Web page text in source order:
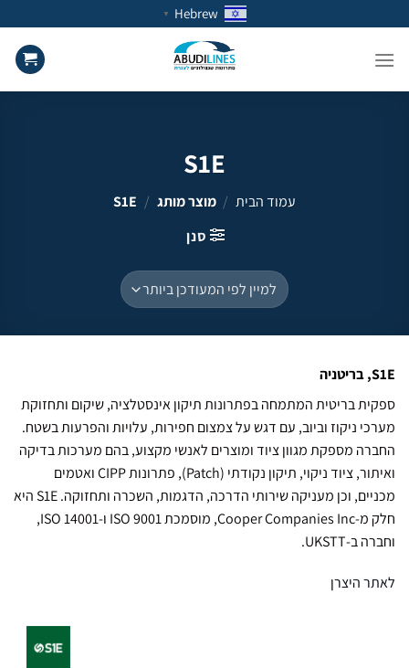
to
content
Hebrew
▼
S1E
עמוד הבית / מוצר מותג /
סנן
S1E, בריטניה
ספקית בריטית המתמחה בפתרונות תיקון אינסטלציה, שיקום ותחזוקת
מערכי ניקוז וביוב, עם דגש על צמצום חפירות, עלויות והפרעות בשטח.
החברה מספקת מגוון ציוד ומוצרים לאנשי מקצוע, בהם מערכות בדיקה
ואיתור, ציוד ניקוי, תיקון נקודתי (Patch), פתרונות CIPP ואטמים
מכניים, וכן מעניקה שירותי הדרכה, הדגמות, השכרה ותחזוקה. S1E היא
חלק מ-Cooper Companies Inc, מוסמכת ISO 9001 ו-ISO 14001,
וחברה ב-UKSTT.
לאתר היצרן